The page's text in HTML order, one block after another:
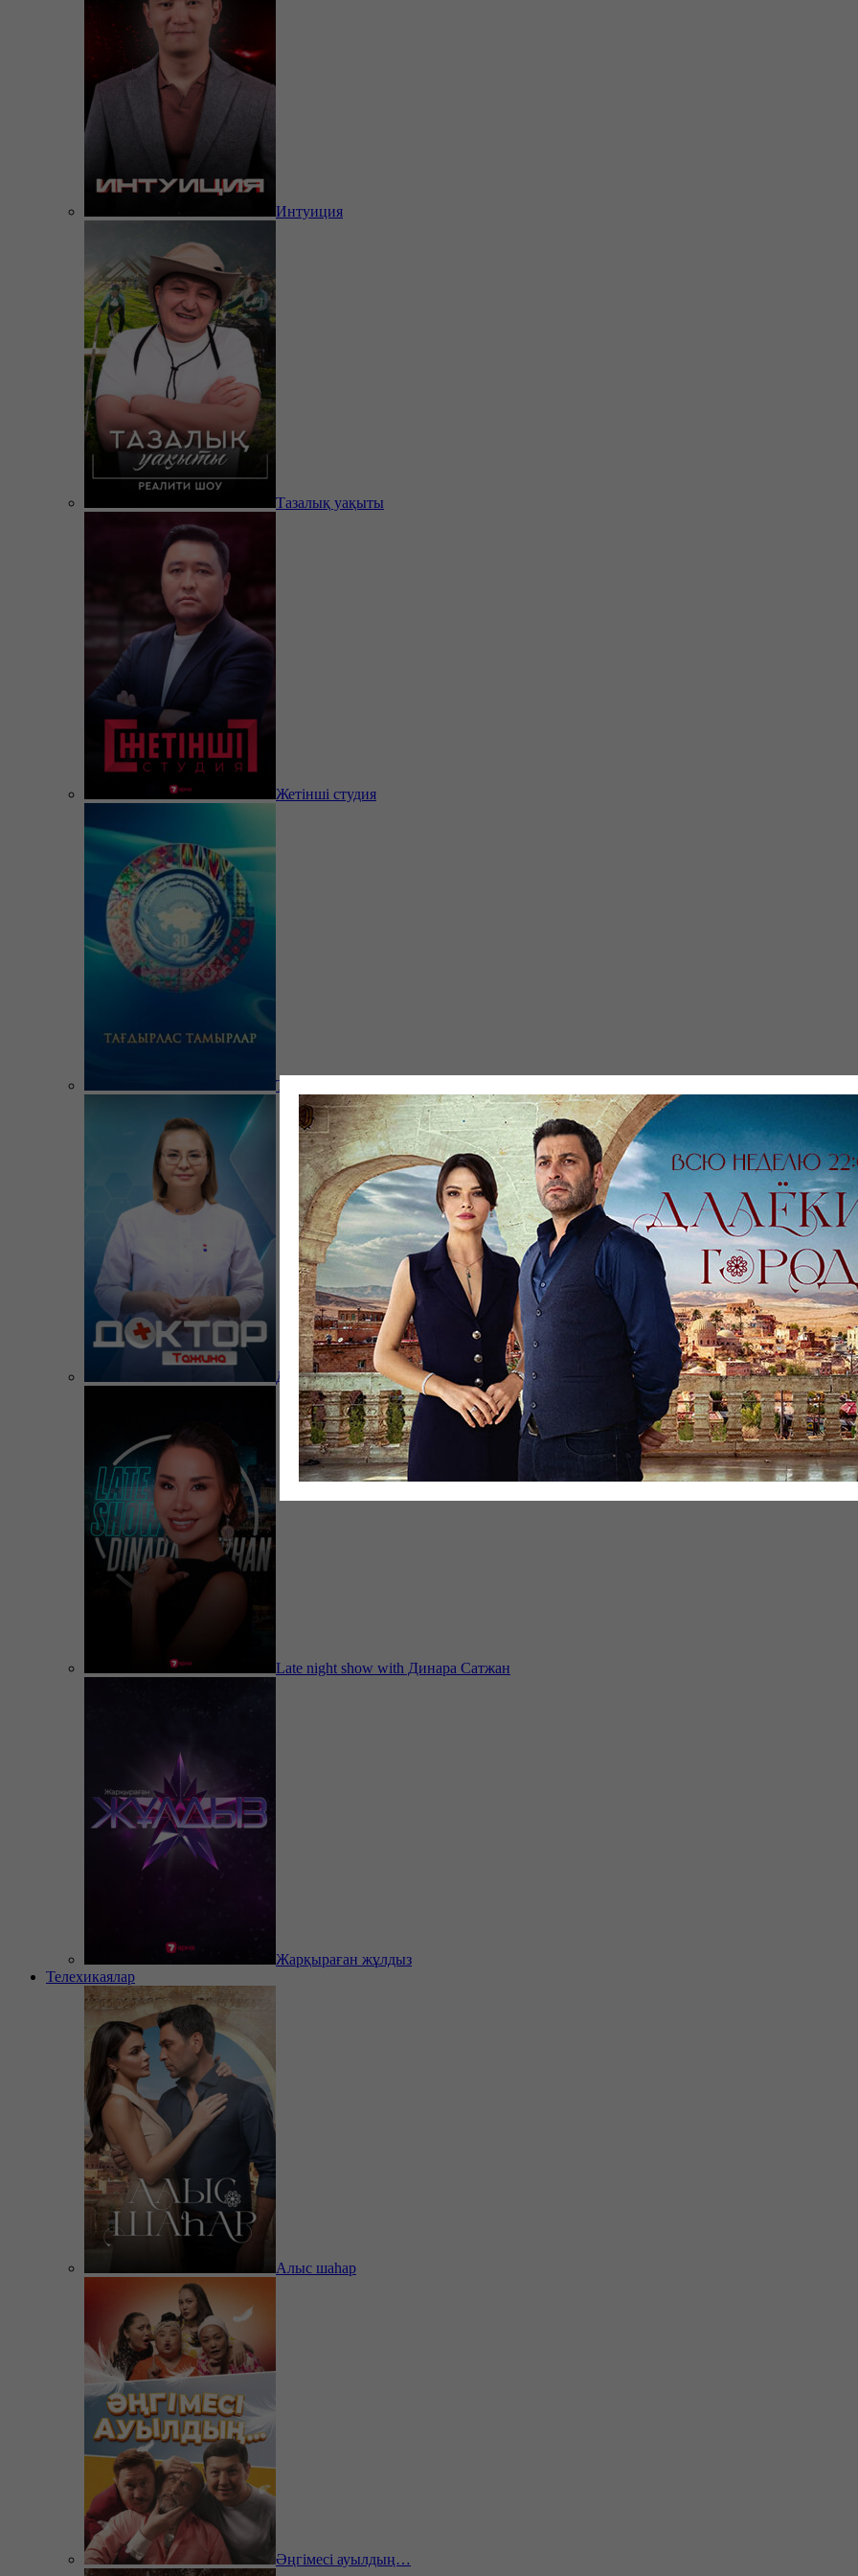
Интуиция
Тазалық уақыты
Жетінші студия
Тағдырлас тамырлар
Доктор Тажина
Late night show with Динара Сатжан
Жарқыраған жұлдыз
Телехикаялар
Алыс шаһар
Әңгімесі ауылдың…